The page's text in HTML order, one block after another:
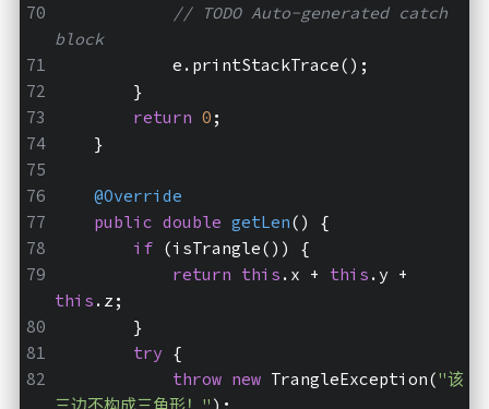
// TODO Auto-generated catch
block
            e.printStackTrace();
        }
return 0 ;
    }
@Override
public double getLen()
{
if (isTrangle()) {
return this .x + this
this .z;
        }
try {
throw new TrangleException("该
三边不构成三角形！" );